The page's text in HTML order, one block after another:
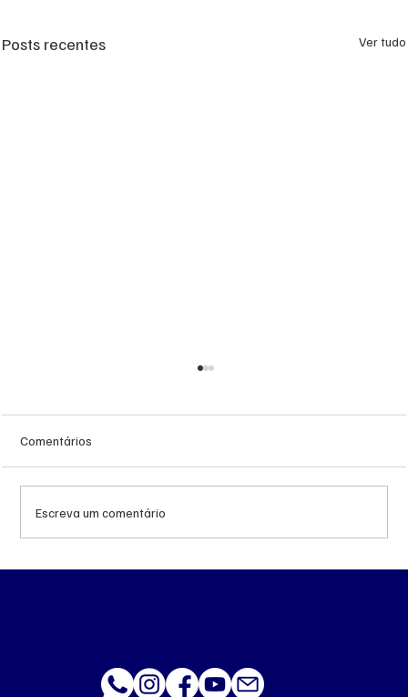
Posts recentes Ver tudo
Comentários
Escreva um comentário